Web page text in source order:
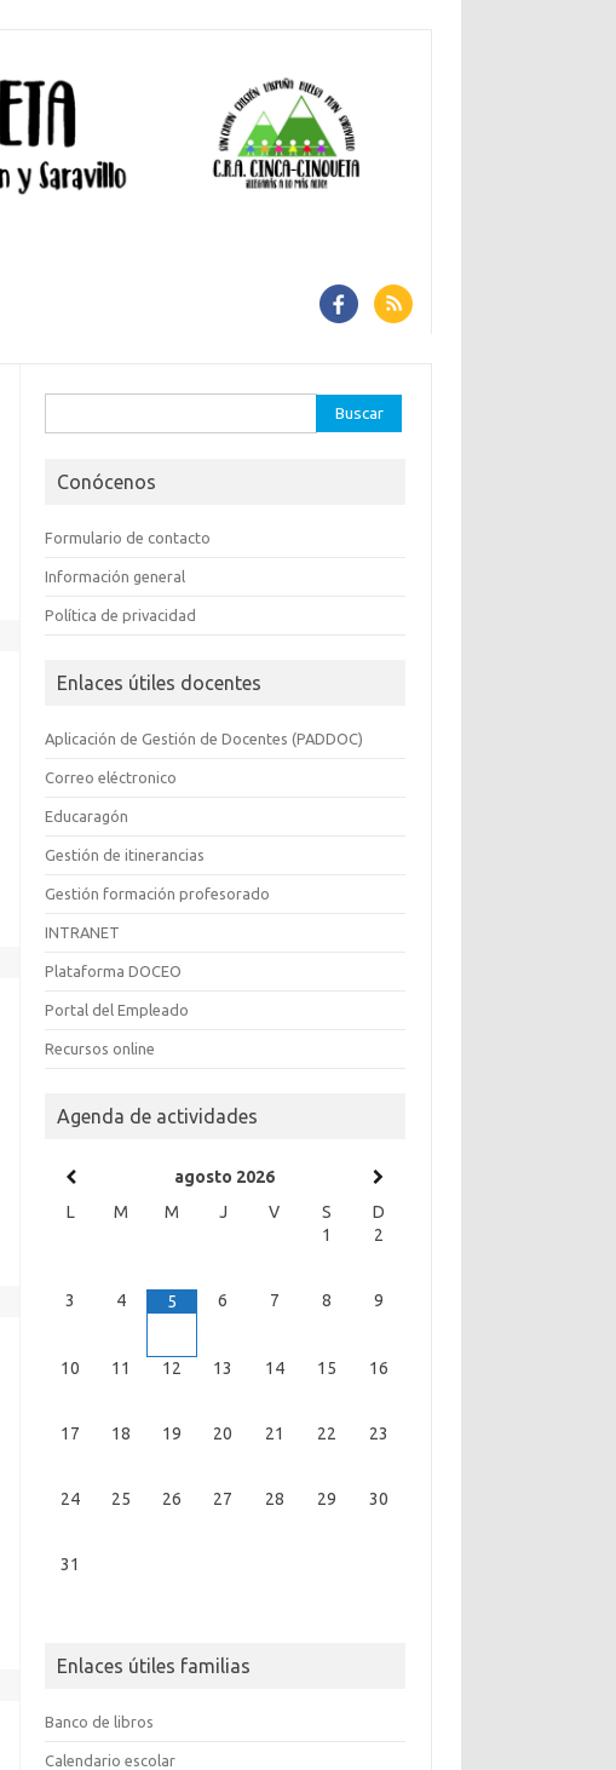
Conócenos
Formulario de contacto
Información general
Política de privacidad
Enlaces útiles docentes
Aplicación de Gestión de Docentes (PADDOC)
Correo eléctronico
Educaragón
Gestión de itinerancias
Gestión formación profesorado
INTRANET
Plataforma DOCEO
Portal del Empleado
Recursos online
Agenda de actividades
agosto 2026
L
M M J V S
D
1
2
3 4 5 6 7 8 9
10 11 12 13 14 15 16
17 18 19 20 21 22 23
24 25 26 27 28 29 30
31
Enlaces útiles familias
Banco de libros
Calendario escolar